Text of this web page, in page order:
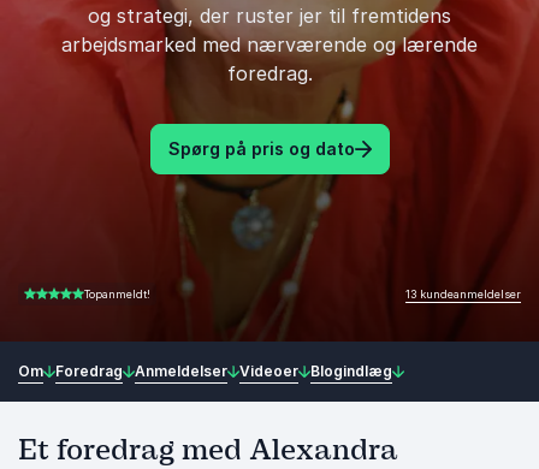
og strategi, der ruster jer til fremtidens
arbejdsmarked med nærværende og lærende
foredrag.
Spørg på pris og dato
4.85 ud af 5Topanmeldt! 13 kundeanmeldelser
Om Foredrag Anmeldelser Videoer Blogindlæg
Et foredrag med Alexandra